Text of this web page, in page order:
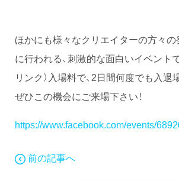
ほかにも様々なクリエイターの方々の
に行われる、刺激的な面白いイベント
リンク）入場料で、2日間何度でも入退
ぜひこの機会にご来場下さい！
https://www.facebook.com/events/
前の記事へ